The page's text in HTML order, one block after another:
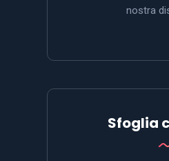
nostra
Sfoglia